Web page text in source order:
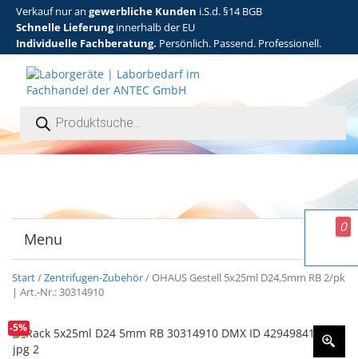
Verkauf nur an gewerbliche Kunden i.S.d. §14 BGB
Schnelle Lieferunginnerhalb der EU
Individuelle Fachberatung. Persönlich. Passend. Professionell.
g
n
Menu
Start/Zentrifugen-Zubehör/ OHAUS Gestell 5x25ml D24,5mm RB 2/pk
| Art.-Nr.: 30314910
-5%
0